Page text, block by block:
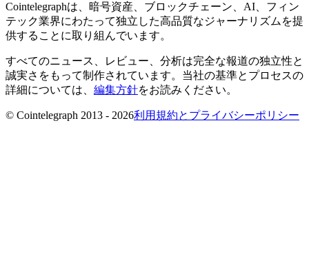
Cointelegraphは、暗号資産、ブロックチェーン、AI、フィン
テック業界にわたって独立した高品質なジャーナリズムを提
供することに取り組んでいます。
すべてのニュース、レビュー、分析は完全な報道の独立性と
誠実さをもって制作されています。当社の基準とプロセスの
詳細については、 編集方針をお読みください。
© Cointelegraph 2013 - 2026利用規約とプライバシーポリシー